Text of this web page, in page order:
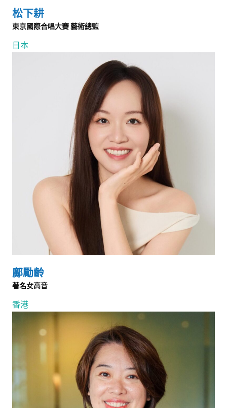
松下耕
東京國際合唱大賽 藝術總監
日本
鄺勵齡
著名女高音
香港